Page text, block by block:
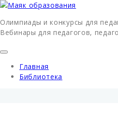
Олимпиады и конкурсы для
Вебинары для педагогов,
Главная
Библиотека